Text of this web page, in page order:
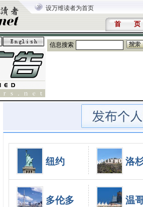
设万维读者为首页
首 页
信息搜索
纽约 洛
多伦多 温